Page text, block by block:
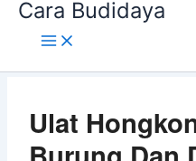
LewatiCara Budidaya
Ulat